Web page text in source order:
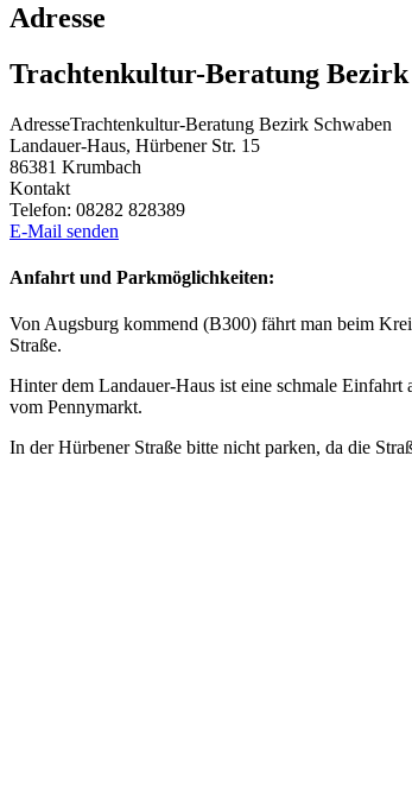
Adresse
Trachtenkultur-Beratung Bezirk
AdresseTrachtenkultur-Beratung Bezirk Schwaben
Landauer-Haus, Hürbener Str. 15
86381 Krumbach
Kontakt
Telefon: 08282 828389
E-Mail senden
Anfahrt und Parkmöglichkeiten:
Von Augsburg kommend (B300) fährt man beim
Straße.
Hinter dem Landauer-Haus ist eine schmale
vom Pennymarkt.
In der Hürbener Straße bitte nicht parken, da die